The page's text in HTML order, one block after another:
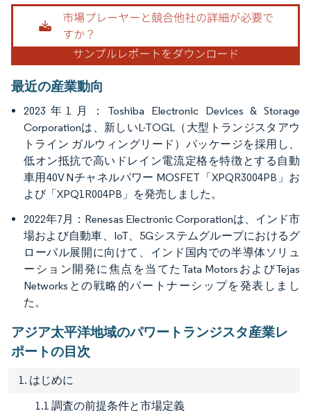
画像 © Mordor Intelligence。再利用にはCC BY 4.0の表示が必要です。
最近の産業動向
2023年1月：Toshiba Electronic Devices & Storage
Corporationは、新しいL-TOGL（大型トランジスタアウ
トライン ガルウィングリード）パッケージを採用し、
低オン抵抗で高いドレイン電流定格を特徴とする自動
車用40V Nチャネルパワー MOSFET「XPQR3004PB」お
よび「XPQ1R004PB」を発売しました。
2022年7月：Renesas Electronic Corporationは、インド市
場および自動車、IoT、5Gシステムグループにおけるグ
ローバル展開に向けて、インド国内での半導体ソリュ
ーション開発に焦点を当てたTata MotorsおよびTejas
Networksとの戦略的パートナーシップを発表しまし
た。
アジア太平洋地域のパワートランジスタ産業レ
ポートの目次
1. はじめに
1.1 調査の前提条件と市場定義